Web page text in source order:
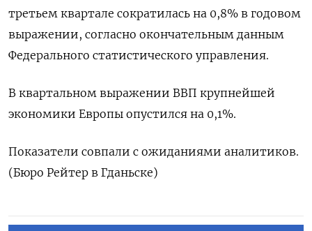
третьем квартале сократилась на 0,8% в годовом
выражении, согласно окончательным данным
Федерального статистического управления.
В квартальном выражении ВВП крупнейшей
экономики Европы опустился на 0,1%.
Показатели совпали с ожиданиями аналитиков.
(Бюро Рейтер в Гданьске)